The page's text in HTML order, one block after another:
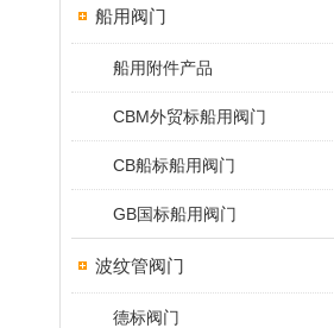
船用阀门
船用附件产品
CBM外贸标船用阀门
CB船标船用阀门
GB国标船用阀门
波纹管阀门
德标阀门